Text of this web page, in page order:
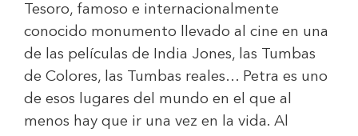
Tesoro, famoso e internacionalmente
conocido monumento llevado al cine en una
de las películas de India Jones, las Tumbas
de Colores, las Tumbas reales… Petra es uno
de esos lugares del mundo en el que al
menos hay que ir una vez en la vida. Al